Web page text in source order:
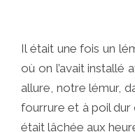
Il était une fois un
où on l’avait installé
allure, notre lémur,
fourrure et à poil dur
était lâchée aux